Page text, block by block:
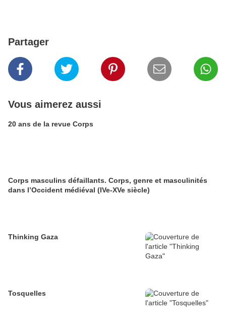
Partager
Vous aimerez aussi
20 ans de la revue Corps
Corps masculins défaillants. Corps, genre et masculinités
dans l’Occident médiéval (IVe-XVe siècle)
Thinking Gaza
Tosquelles